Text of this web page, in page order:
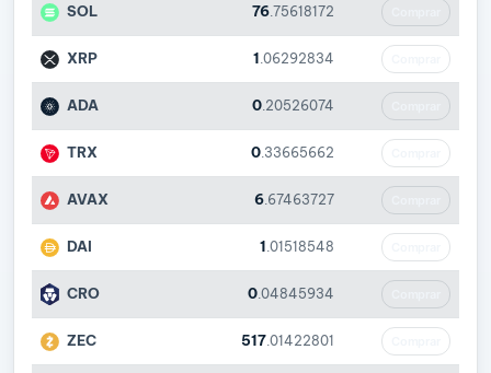
SOL 76 .75618172
XRP 1 .06292834
ADA 0 .20526074
TRX 0 .33665662
AVAX 6 .67463727
DAI 1 .01518548
CRO 0 .04845934
ZEC 517 .01422801